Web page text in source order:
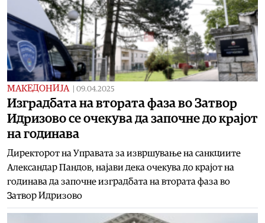
МАКЕДОНИЈА 09.04.2025
Изградбата на втората фаза во Затвор
Идризовo се очекува да започне до крајот
на годинава
Директорот на Управата за извршување на санкциите
Александар Пандов, најави дека очекува до крајот на
годинава да започне изградбата на втората фаза во
Затвор Идризово